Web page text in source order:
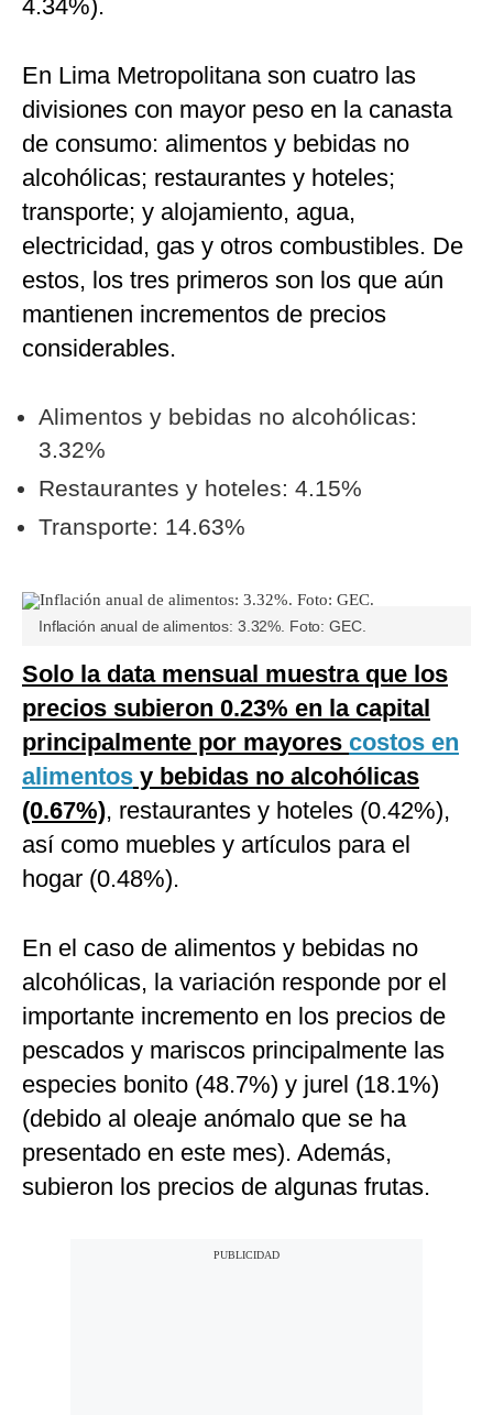
4.34%).
En Lima Metropolitana son cuatro las
divisiones con mayor peso en la canasta
de consumo: alimentos y bebidas no
alcohólicas; restaurantes y hoteles;
transporte; y alojamiento, agua,
electricidad, gas y otros combustibles. De
estos, los tres primeros son los que aún
mantienen incrementos de precios
considerables.
Alimentos y bebidas no alcohólicas:
3.32%
Restaurantes y hoteles: 4.15%
Transporte: 14.63%
Inflación anual de alimentos: 3.32%. Foto: GEC.
Solo la data mensual muestra que los
precios subieron 0.23% en la capital
principalmente por mayores costos en
alimentos y bebidas no alcohólicas
(0.67%), restaurantes y hoteles (0.42%),
así como muebles y artículos para el
hogar (0.48%).
En el caso de alimentos y bebidas no
alcohólicas, la variación responde por el
importante incremento en los precios de
pescados y mariscos principalmente las
especies bonito (48.7%) y jurel (18.1%)
(debido al oleaje anómalo que se ha
presentado en este mes). Además,
subieron los precios de algunas frutas.